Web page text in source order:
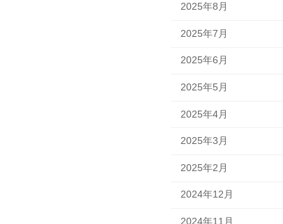
2025年8月
2025年7月
2025年6月
2025年5月
2025年4月
2025年3月
2025年2月
2024年12月
2024年11月